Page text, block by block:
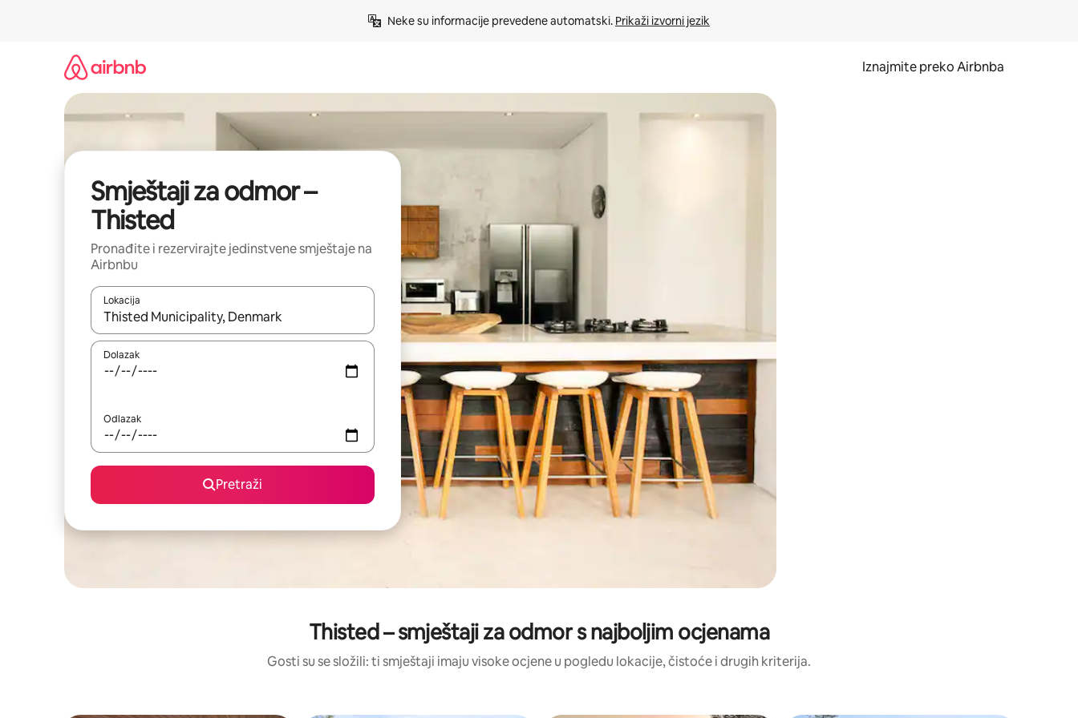
Neke su informacije prevedene automatski. Prikaži izvorni jezik
Iznajmite preko Airbnba
Smještaji za odmor –
Thisted
Pronađite i rezervirajte jedinstvene smještaje na
Airbnbu
Lokacija
Kada budu dostupni rezultati, moći ćete ih pregledati koristeći se strelicama prema gore i prema dolje, kao i dodirom ili prelaskom prstom po zaslonu.
Dolazak
Odlazak
Pretraži
Thisted – smještaji za odmor s najboljim ocjenama
Gosti su se složili: ti smještaji imaju visoke ocjene u pogledu lokacije, čistoće i drugih kriterija.